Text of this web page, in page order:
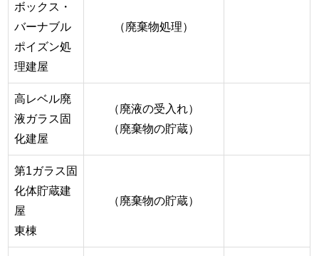
ボックス・
バーナブル
ポイズン処
理建屋
（廃棄物処理）
高レベル廃
液ガラス固
化建屋
（廃液の受入れ）
（廃棄物の貯蔵）
第1ガラス固
化体貯蔵建
屋
東棟
（廃棄物の貯蔵）